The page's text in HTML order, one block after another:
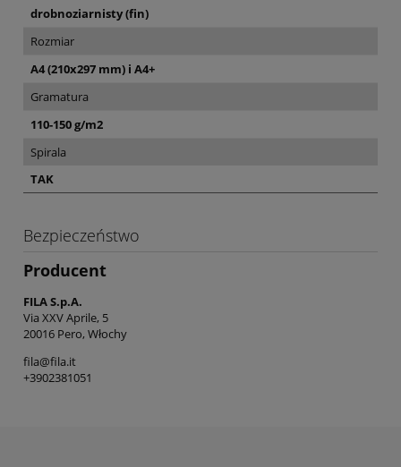
drobnoziarnisty (fin)
Rozmiar
A4 (210x297 mm) i A4+
Gramatura
110-150 g/m2
Spirala
TAK
Bezpieczeństwo
Producent
FILA S.p.A.
Via XXV Aprile, 5
20016 Pero, Włochy
fila@fila.it
+3902381051